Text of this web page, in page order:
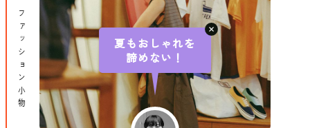
夏もおしゃれを
諦めない！